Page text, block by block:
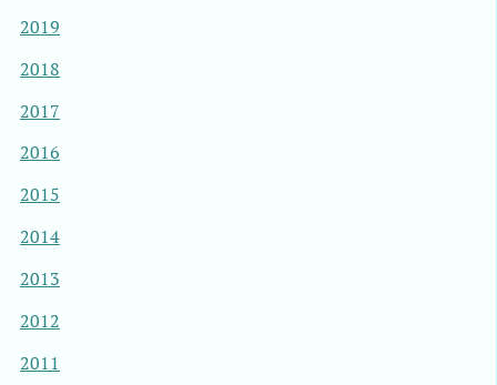
2019
2018
2017
2016
2015
2014
2013
2012
2011